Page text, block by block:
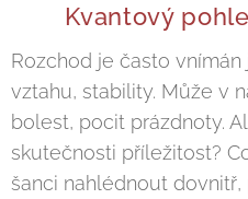
Kvantový
Rozchod je často
vztahu, stability. Může v
bolest, pocit prázdnoty.
skutečnosti příležitost?
šanci nahlédnout